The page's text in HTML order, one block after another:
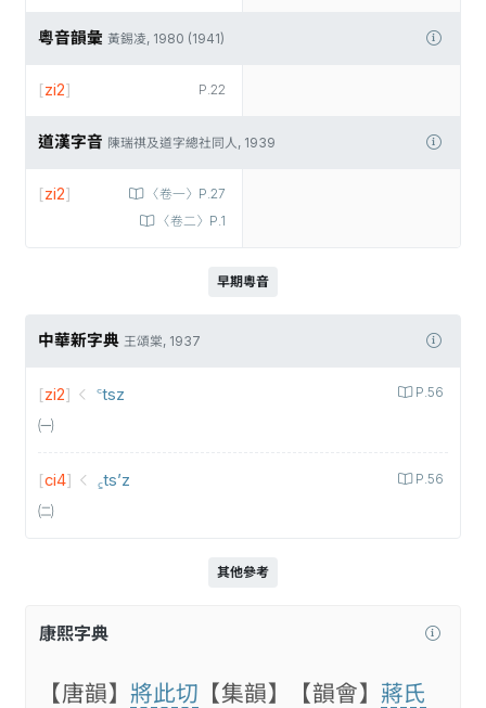
粵音韻彙 黃錫凌, 1980 (1941)
P.22
[zi2]
道漢字音 陳瑞祺及道字總社同人, 1939
〈卷一〉P.27
〈卷二〉P.1
[zi2]
早期粵音
中華新字典 王頌棠, 1937
P.56
[zi2] ꜂tsz
㈠
P.56
[ci4] ꜁ts’z
㈡
其他參考
康熙字典
【唐韻】 將此切 【集韻】 【韻會】 蔣氏